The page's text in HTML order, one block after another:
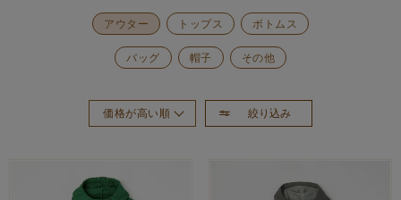
アウター トップス ボトムス
バッグ 帽子 その他
絞り込み
価格が高い順
価格が安い順